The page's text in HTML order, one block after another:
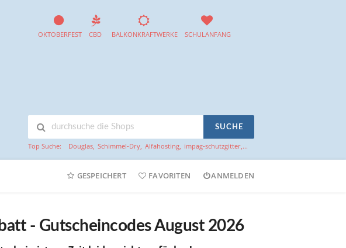
OKTOBERFEST CBD BALKONKRAFTWERKE SCHULANFANG
SUCHE
Top Suche: Douglas, Schimmel-Dry, Alfahosting, impag-schutzgitter,...
GESPEICHERT FAVORITEN ANMELDEN
- Gutscheincodes August 2026